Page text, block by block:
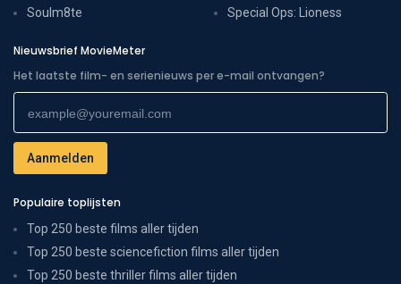
Soulm8te
Special Ops: Lioness
Nieuwsbrief MovieMeter
Het laatste film- en serienieuws per e-mail ontvangen?
Populaire toplijsten
Top 250 beste films aller tijden
Top 250 beste sciencefiction films aller tijden
Top 250 beste thriller films aller tijden